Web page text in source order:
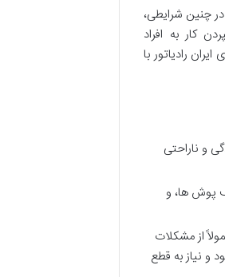
در چنین شرایطی،
کار به افراد
رادیاتور با
و ناراحتی
پوش ها، و
از مشکلات
و نیاز به قطع